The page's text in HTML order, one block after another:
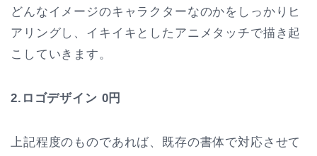
どんなイメージのキャラクターなのかをしっかりヒ
アリングし、イキイキとしたアニメタッチで描き起
こしていきます。
2.ロゴデザイン 0円
上記程度のものであれば、既存の書体で対応させて